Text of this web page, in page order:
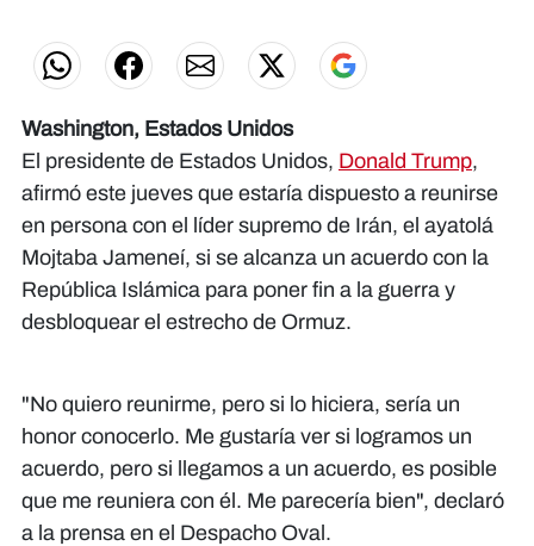
Washington, Estados Unidos
El presidente de Estados Unidos, Donald Trump,
afirmó este jueves que estaría dispuesto a reunirse
en persona con el líder supremo de Irán, el ayatolá
Mojtaba Jameneí, si se alcanza un acuerdo con la
República Islámica para poner fin a la guerra y
desbloquear el estrecho de Ormuz.
"No quiero reunirme, pero si lo hiciera, sería un
honor conocerlo. Me gustaría ver si logramos un
acuerdo, pero si llegamos a un acuerdo, es posible
que me reuniera con él. Me parecería bien", declaró
a la prensa en el Despacho Oval.